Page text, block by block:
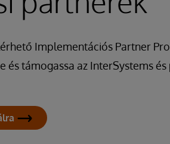
Implementációs Partner
és támogassa az InterSystems